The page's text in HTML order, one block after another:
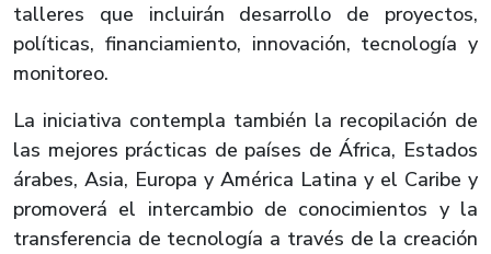
talleres que incluirán desarrollo de proyectos,
políticas, financiamiento, innovación, tecnología y
monitoreo.
La iniciativa contempla también la recopilación de
las mejores prácticas de países de África, Estados
árabes, Asia, Europa y América Latina y el Caribe y
promoverá el intercambio de conocimientos y la
transferencia de tecnología a través de la creación